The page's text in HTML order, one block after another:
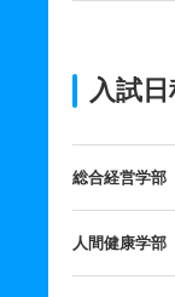
入試
総合経営学部
人間健康学部